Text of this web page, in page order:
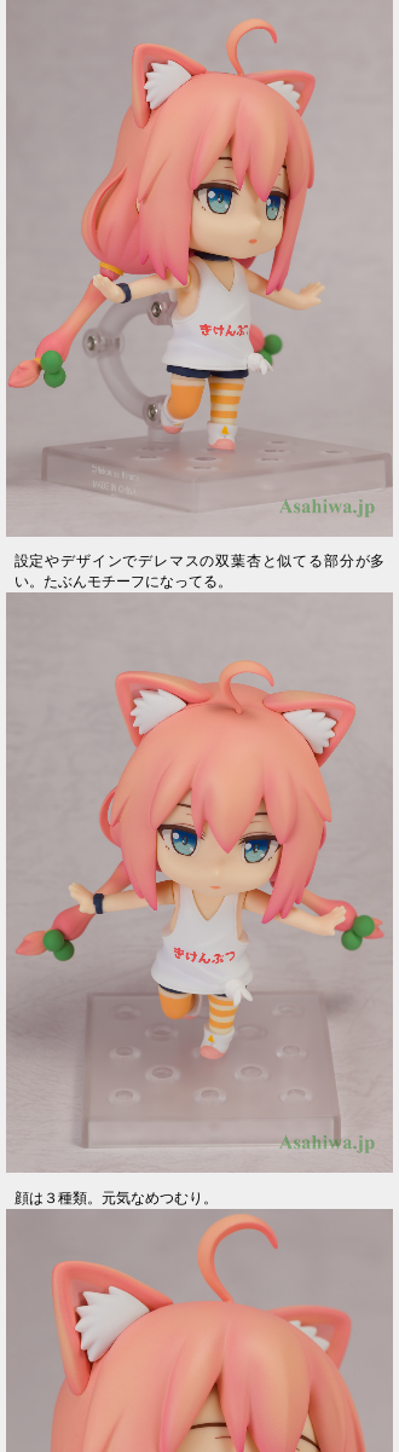
設定やデザインでデレマスの双葉杏と似てる部分が多
い。たぶんモチーフになってる。
顔は３種類。元気なめつむり。